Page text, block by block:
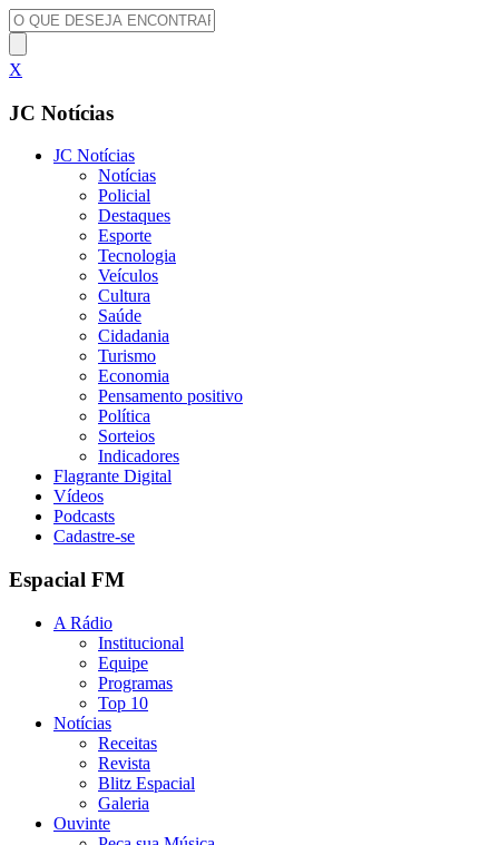
X
JC Notícias
JC Notícias
Notícias
Policial
Destaques
Esporte
Tecnologia
Veículos
Cultura
Saúde
Cidadania
Turismo
Economia
Pensamento positivo
Política
Sorteios
Indicadores
Flagrante Digital
Vídeos
Podcasts
Cadastre-se
Espacial FM
A Rádio
Institucional
Equipe
Programas
Top 10
Notícias
Receitas
Revista
Blitz Espacial
Galeria
Ouvinte